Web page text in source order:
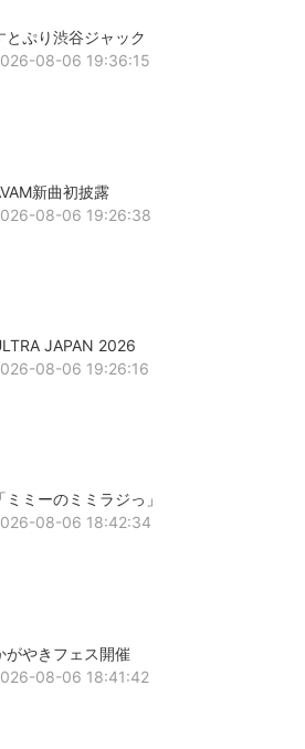
とぷり渋谷ジャック
08-06 19:36:15
新曲初披露
08-06 19:26:38
JAPAN 2026
08-06 19:26:16
「ミミーのミミラジっ」
08-06 18:42:34
がやきフェス開催
08-06 18:41:42